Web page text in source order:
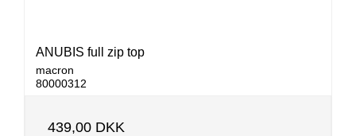
ANUBIS full zip top
macron
80000312
439,00 DKK